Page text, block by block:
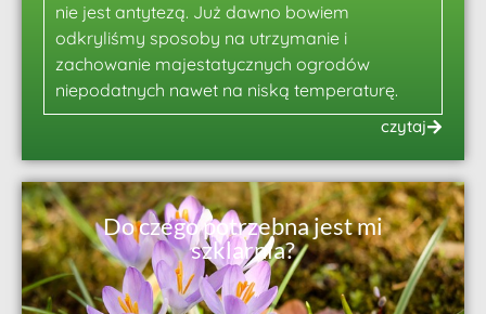
nie jest antytezą. Już dawno bowiem
odkryliśmy sposoby na utrzymanie i
zachowanie majestatycznych ogrodów
niepodatnych nawet na niską temperaturę.
czytaj
Do czego potrzebna jest mi
szklarnia?